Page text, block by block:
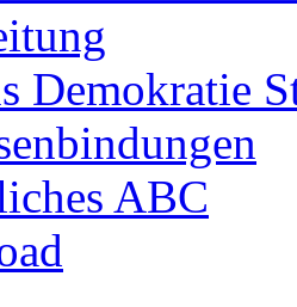
Demokratie
ABC